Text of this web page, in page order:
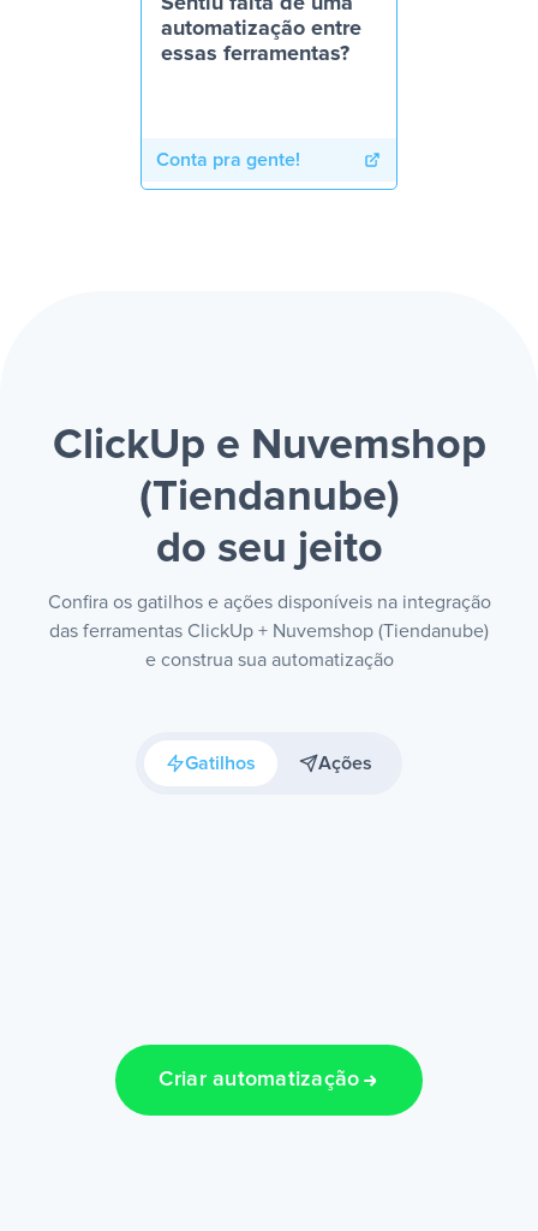
automatização entre
essas ferramentas?
Conta pra gente!
ClickUp e Nuvemshop
(Tiendanube)
do seu jeito
Confira os gatilhos e ações disponíveis na integração
das ferramentas ClickUp + Nuvemshop (Tiendanube)
e construa sua automatização
Gatilhos Ações
Criar automatização